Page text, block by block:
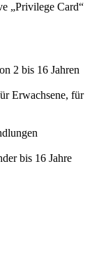
„Privilege Card“
2 bis 16 Jahren
Erwachsene, für
bis 16 Jahre